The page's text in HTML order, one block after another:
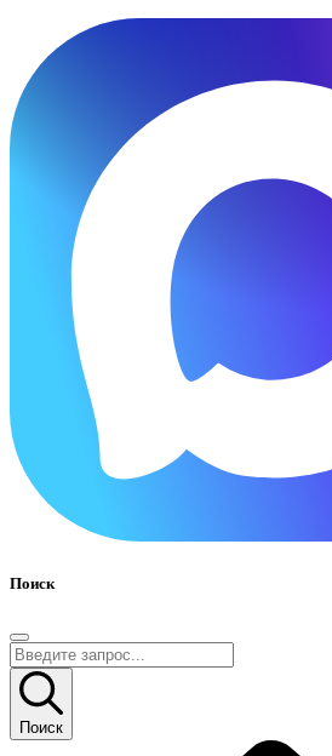
Поиск
Поиск